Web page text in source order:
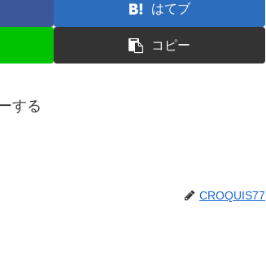
はてブ
コピー
する
CROQUIS77